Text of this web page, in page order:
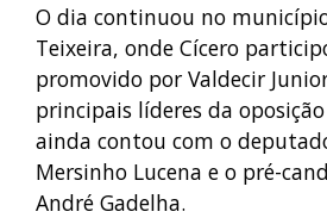
O dia continuou no
Teixeira, onde Cícero
promovido por Valdecir
principais líderes da
ainda contou com o
Mersinho Lucena e o pré-
André Gadelha.